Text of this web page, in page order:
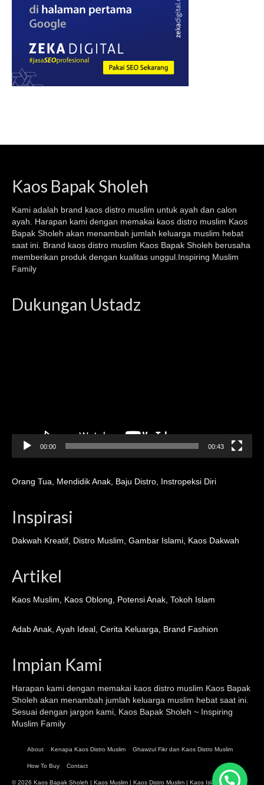
Kaos Bapak Sholeh
Kami adalah brand kaos distro muslim untuk ayah dan calon
ayah. Harapan kami dengan memakai kaos distro muslim Kaos
Bapak Sholeh akan menambah jumlah keluarga muslim hebat
saat ini. Brand kaos distro muslim Kaos Bapak Sholeh berusaha
memberikan produk dengan kualitas unggul.Inspiring Muslim
Family
Dukungan Ustadz
00:00 00:43
Orang Tua Mendidik Anak Baju Distro Instropeksi Diri
Inspirasi
Dakwah Kreatif Distro Muslim Gambar Islami Kaos Dakwah
Artikel
Kaos Muslim Kaos Oblong Potensi Anak Tokoh Islam
Adab Anak Ayah Ideal Cerita Keluarga Brand Fashion
Impian Kami
Harapan kami dengan memakai kaos distro muslim Kaos Bapak
Sholeh akan menambah jumlah keluarga muslim hebat saat ini.
Sesuai dengan jargon kami, Kaos Bapak Sholeh ~ Inspiring
Muslim Family
About Kenapa Kaos Distro Muslim Ghawzul Fikr dan Kaos Distro Muslim
How To Buy Contact
© 2026 Kaos Bapak Sholeh | Kaos Muslim | Kaos Distro Muslim | Kaos Islami| Islamic